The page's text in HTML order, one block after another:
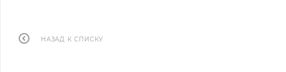
НАЗАД К СПИСКУ